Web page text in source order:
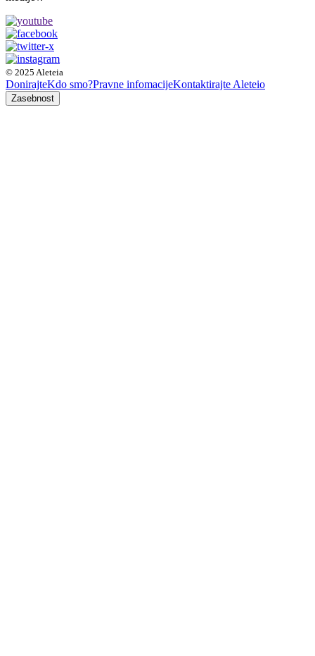
© 2025 Aleteia
DonirajteKdo smo?Pravne infomacijeKontaktirajte Aleteio
Zasebnost